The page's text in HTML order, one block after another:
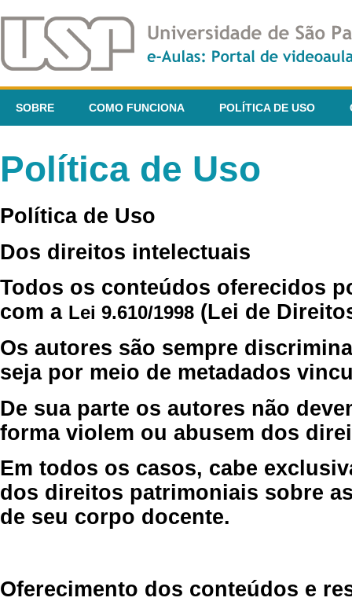
SOBRE COMO FUNCIONA POLÍTICA DE USO
Política de Uso
Política de Uso
Dos direitos intelectuais
Todos os conteúdos oferecidos
com a Lei 9.610/1998 (Lei de
Os autores são sempre
seja por meio de metadados
De sua parte os autores não
forma violem ou abusem dos
Em todos os casos, cabe
dos direitos patrimoniais sobre
de seu corpo docente.
Oferecimento dos conteúdos e